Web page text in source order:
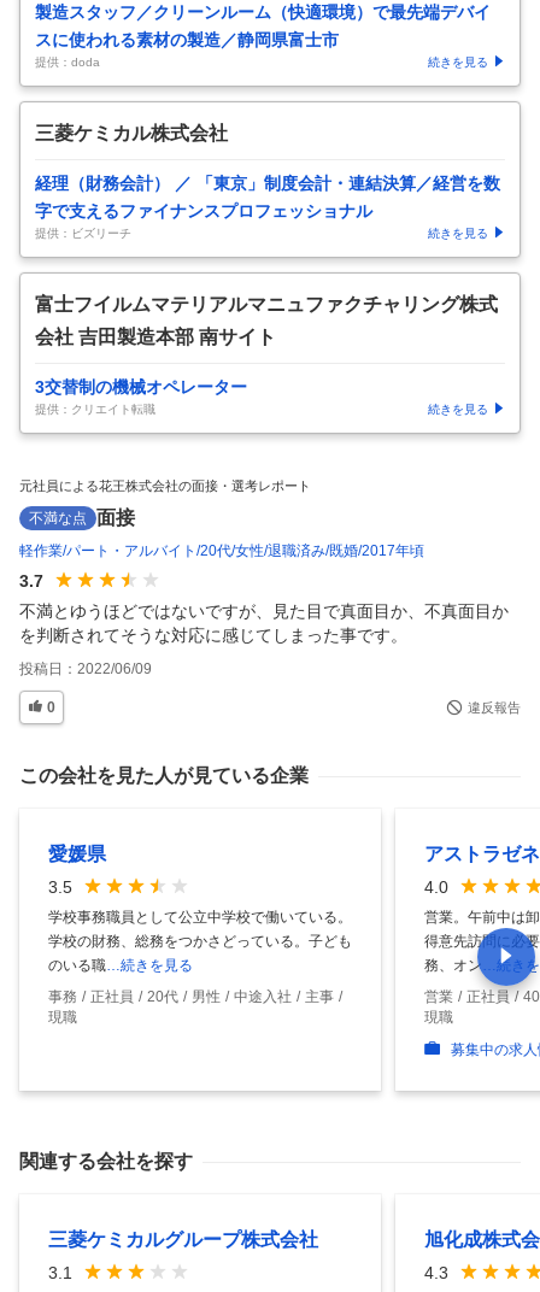
製造スタッフ／クリーンルーム（快適環境）で最先端デバイ
スに使われる素材の製造／静岡県富士市
提供：doda 続きを見る
三菱ケミカル株式会社
経理（財務会計） ／ 「東京」制度会計・連結決算／経営を数
字で支えるファイナンスプロフェッショナル
提供：ビズリーチ 続きを見る
富士フイルムマテリアルマニュファクチャリング株式
会社 吉田製造本部 南サイト
3交替制の機械オペレーター
提供：クリエイト転職 続きを見る
元社員による花王株式会社の面接・選考レポート
不満な点 面接
軽作業 パート・アルバイト 20代 女性 退職済み 既婚 2017年頃
3.7
不満とゆうほどではないですが、見た目で真面目か、不真面目か
を判断されてそうな対応に感じてしまった事です。
投稿日： 2022/06/09
0 違反報告
この会社を見た人が見ている企業
愛媛県
3.5
学校事務職員として公立中学校で働いている。
学校の財務、総務をつかさどっている。子ども
のいる職…続きを見る
事務
正社員 20代 男性 中途入社
主事
現職
アストラゼ
4.0
営業。午前中は
得意先訪問に必
務、オン …続き
営業
正社員
現職
募集中の求
関連する会社を探す
三菱ケミカルグループ株式会社
3.1
旭化成株式
4.3